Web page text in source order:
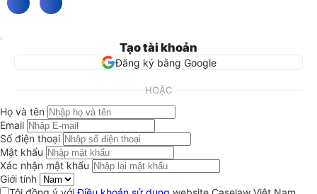
Tạo tài khoản
Đăng ký bằng Google
HOẶC
Họ và tên
Email
Số điện thoại
Mật khẩu
Xác nhận mật khẩu
Giới tính